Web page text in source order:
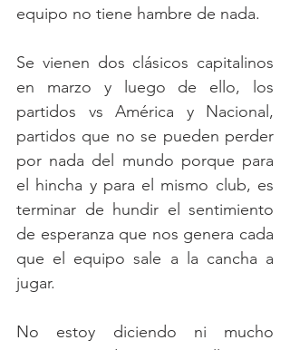
equipo no tiene hambre de nada.
Se vienen dos clásicos capitalinos
en marzo y luego de ello, los
partidos vs América y Nacional,
partidos que no se pueden perder
por nada del mundo porque para
el hincha y para el mismo club, es
terminar de hundir el sentimiento
de esperanza que nos genera cada
que el equipo sale a la cancha a
jugar.
No estoy diciendo ni mucho